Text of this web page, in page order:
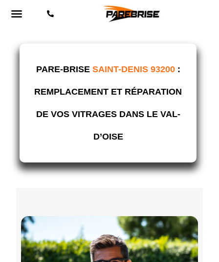
PARE-BRISE SAINT-DENIS 93200 :
REMPLACEMENT ET RÉPARATION
DE VOS VITRAGES DANS LE VAL-
D’OISE